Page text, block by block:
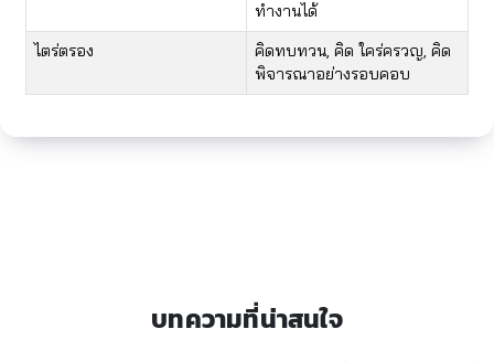
ทำงานได้
​ไตร่ตรอง
​คิดทบทวน, คิด ใคร่ครวญ, คิด
พิจารณาอย่างรอบคอบ​
บทความที่น่าสนใจ